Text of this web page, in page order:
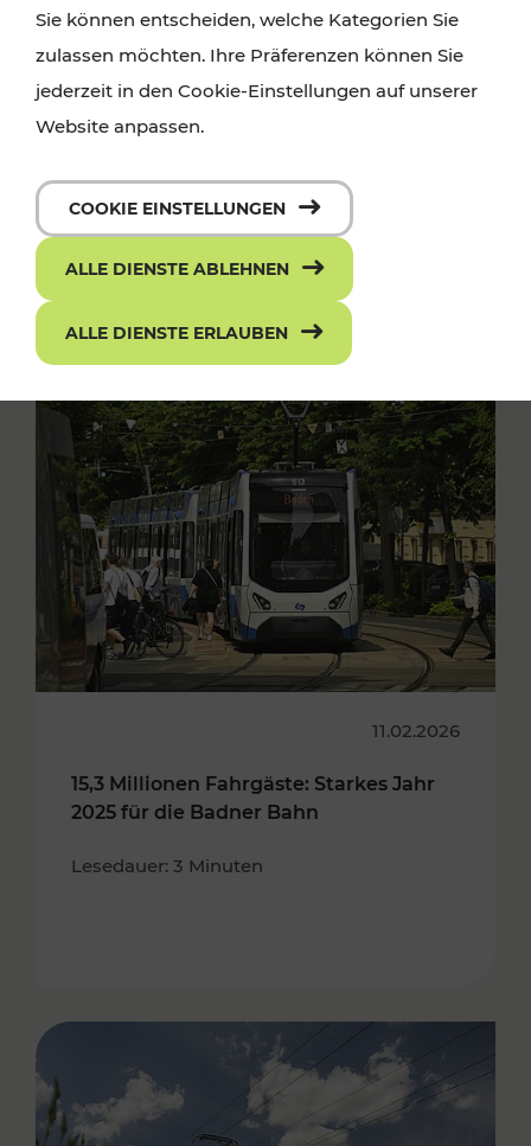
11.02.2026
15,3 Millionen Fahrgäste: Starkes Jahr
2025 für die Badner Bahn
Lesedauer: 3 Minuten
Sie können entscheiden, welche Kategorien Sie
zulassen möchten. Ihre Präferenzen können Sie
jederzeit in den Cookie-Einstellungen auf unserer
Website anpassen.
COOKIE EINSTELLUNGEN
ALLE DIENSTE ABLEHNEN
ALLE DIENSTE ERLAUBEN